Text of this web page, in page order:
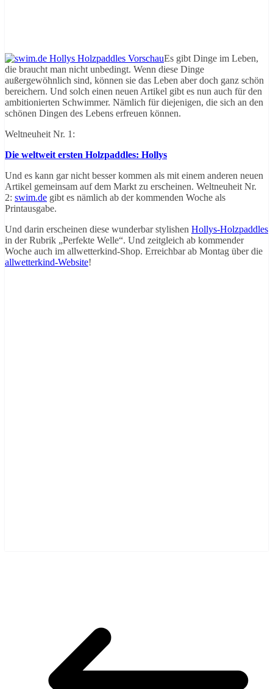
Es gibt Dinge im Leben,
die braucht man nicht unbedingt. Wenn diese Dinge
außergewöhnlich sind, können sie das Leben aber doch ganz schön
bereichern. Und solch einen neuen Artikel gibt es nun auch für den
ambitionierten Schwimmer. Nämlich für diejenigen, die sich an den
schönen Dingen des Lebens erfreuen können.
Weltneuheit Nr. 1:
Die weltweit ersten Holzpaddles: Hollys
Und es kann gar nicht besser kommen als mit einem anderen neuen
Artikel gemeinsam auf dem Markt zu erscheinen. Weltneuheit Nr.
2: swim.de gibt es nämlich ab der kommenden Woche als
Printausgabe.
Und darin erscheinen diese wunderbar stylishen Hollys-Holzpaddles
in der Rubrik „Perfekte Welle“. Und zeitgleich ab kommender
Woche auch im allwetterkind-Shop. Erreichbar ab Montag über die
allwetterkind-Website!